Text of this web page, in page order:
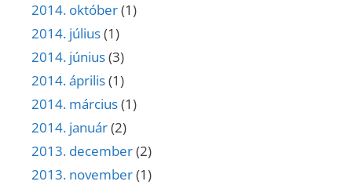
2014. október(1)
2014. július(1)
2014. június(3)
2014. április(1)
2014. március(1)
2014. január(2)
2013. december(2)
2013. november(1)